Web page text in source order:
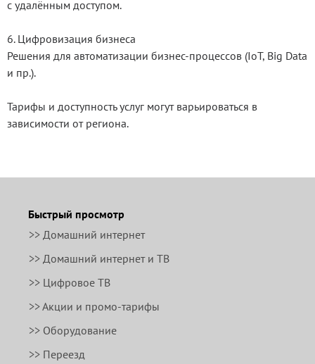
с удалённым доступом.
6. Цифровизация бизнеса
Решения для автоматизации бизнес-процессов (IoT, Big Data
и пр.).
Тарифы и доступность услуг могут варьироваться в
зависимости от региона.
Быстрый просмотр
>> Домашний интернет
>> Домашний интернет и ТВ
>> Цифровое ТВ
>> Акции и промо-тарифы
>> Оборудование
>> Переезд